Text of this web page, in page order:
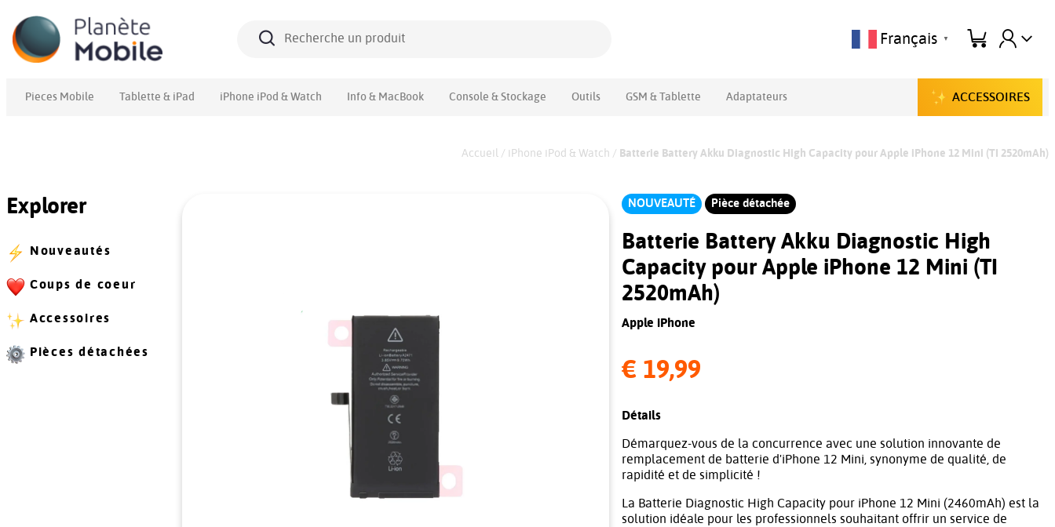
Pieces Mobile Tablette & iPad iPhone iPod & Watch Info & MacBook Console & Stockage Outils GSM & Tablette Adaptateurs ACCESSOIRES
Français ▼
Accueil / iPhone iPod & Watch / Batterie Battery Akku Diagnostic High Capacity pour Apple iPhone 12 Mini (TI 2520mAh)
Explorer
Nouveautés
Coups de coeur
Accessoires
Pièces détachées
NOUVEAUTÉ Pièce détachée
Batterie Battery Akku Diagnostic High
Capacity pour Apple iPhone 12 Mini (TI
2520mAh)
Apple iPhone
€ 19,99
Détails
Démarquez-vous de la concurrence avec une solution innovante de
remplacement de batterie d'iPhone 12 Mini, synonyme de qualité, de
rapidité et de simplicité !
La Batterie Diagnostic High Capacity pour iPhone 12 Mini (2460mAh) est la
solution idéale pour les professionnels souhaitant offrir un service de